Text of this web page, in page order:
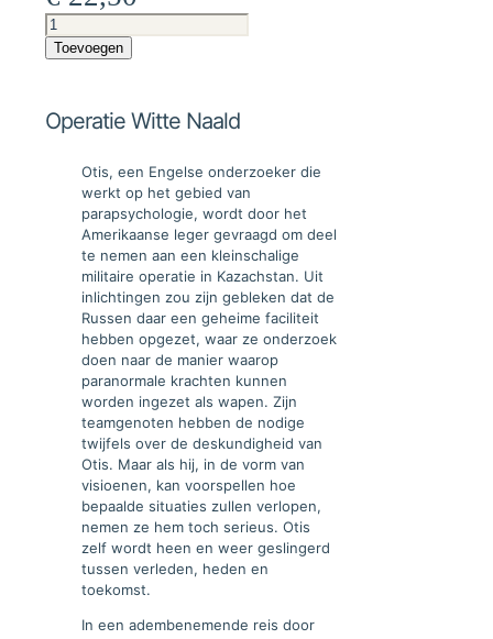
Operatie
Witte
Naald
Toevoegen
Operatie Witte Naald
Otis, een Engelse onderzoeker die
werkt op het gebied van
parapsychologie, wordt door het
Amerikaanse leger gevraagd om deel
te nemen aan een kleinschalige
militaire operatie in Kazachstan. Uit
inlichtingen zou zijn gebleken dat de
Russen daar een geheime faciliteit
hebben opgezet, waar ze onderzoek
doen naar de manier waarop
paranormale krachten kunnen
worden ingezet als wapen. Zijn
teamgenoten hebben de nodige
twijfels over de deskundigheid van
Otis. Maar als hij, in de vorm van
visioenen, kan voorspellen hoe
bepaalde situaties zullen verlopen,
nemen ze hem toch serieus. Otis
zelf wordt heen en weer geslingerd
tussen verleden, heden en
toekomst.
In een adembenemende reis door